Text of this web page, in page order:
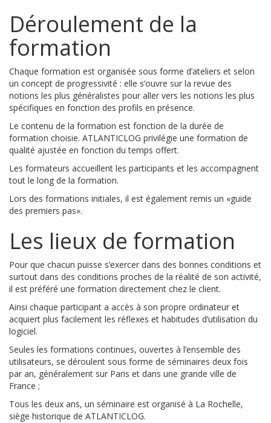
Déroulement de la
formation
Chaque formation est organisée sous forme d’ateliers et selon
un concept de progressivité : elle s’ouvre sur la revue des
notions les plus généralistes pour aller vers les notions les plus
spécifiques en fonction des profils en présence.
Le contenu de la formation est fonction de la durée de
formation choisie. ATLANTICLOG privilégie une formation de
qualité ajustée en fonction du temps offert.
Les formateurs accueillent les participants et les accompagnent
tout le long de la formation.
Lors des formations initiales, il est également remis un «guide
des premiers pas».
Les lieux de formation
Pour que chacun puisse s’exercer dans des bonnes conditions et
surtout dans des conditions proches de la réalité de son activité,
il est préféré une formation directement chez le client.
Ainsi chaque participant a accès à son propre ordinateur et
acquiert plus facilement les réflexes et habitudes d’utilisation du
logiciel.
Seules les formations continues, ouvertes à l’ensemble des
utilisateurs, se déroulent sous forme de séminaires deux fois
par an, généralement sur Paris et dans une grande ville de
France ;
Tous les deux ans, un séminaire est organisé à La Rochelle,
siège historique de ATLANTICLOG.